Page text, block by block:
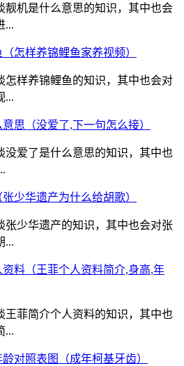
靓机是什么意思的知识，其中也会
...
怎样养锦鲤鱼家养视频）
怎样养锦鲤鱼的知识，其中也会对
...
思（没爱了,下一句怎么接）
没爱了是什么意思的知识，其中也
少华遗产为什么给胡歌）
张少华遗产的知识，其中也会对张
...
料（王菲个人资料简介,身高,年
王菲简介个人资料的知识，其中也
...
对照表图（成年柯基牙齿）